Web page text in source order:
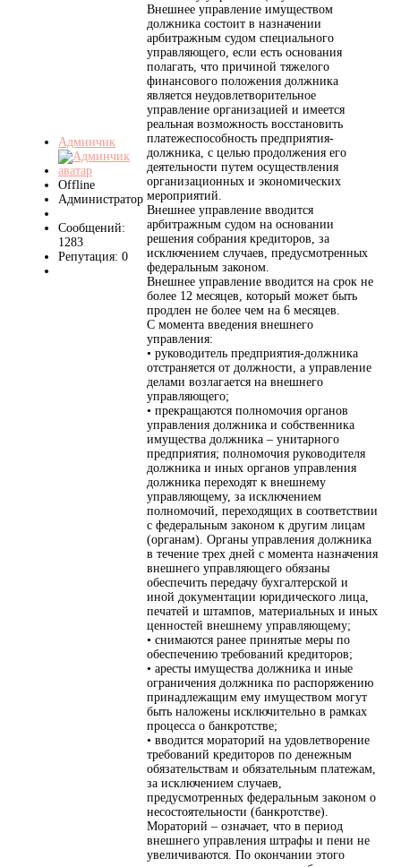
Админчик
Offline
Администратор
Сообщений:
1283
Репутация: 0
Внешнее управление имуществом
должника состоит в назначении
арбитражным судом специального
управляющего, если есть основания
полагать, что причиной тяжелого
финансового положения должника
является неудовлетворительное
управление организацией и имеется
реальная возможность восстановить
платежеспособность предприятия-
должника, с целью продолжения его
деятельности путем осуществления
организационных и экономических
мероприятий.
Внешнее управление вводится
арбитражным судом на основании
решения собрания кредиторов, за
исключением случаев, предусмотренных
федеральным законом.
Внешнее управление вводится на срок не
более 12 месяцев, который может быть
продлен не более чем на 6 месяцев.
С момента введения внешнего
управления:
• руководитель предприятия-должника
отстраняется от должности, а управление
делами возлагается на внешнего
управляющего;
• прекращаются полномочия органов
управления должника и собственника
имущества должника – унитарного
предприятия; полномочия руководителя
должника и иных органов управления
должника переходят к внешнему
управляющему, за исключением
полномочий, переходящих в соответствии
с федеральным законом к другим лицам
(органам). Органы управления должника
в течение трех дней с момента назначения
внешнего управляющего обязаны
обеспечить передачу бухгалтерской и
иной документации юридического лица,
печатей и штампов, материальных и иных
ценностей внешнему управляющему;
• снимаются ранее принятые меры по
обеспечению требований кредиторов;
• аресты имущества должника и иные
ограничения должника по распоряжению
принадлежащим ему имуществом могут
быть наложены исключительно в рамках
процесса о банкротстве;
• вводится мораторий на удовлетворение
требований кредиторов по денежным
обязательствам и обязательным платежам,
за исключением случаев,
предусмотренных федеральным законом о
несостоятельности (банкротстве).
Мораторий – означает, что в период
внешнего управления штрафы и пени не
увеличиваются. По окончании этого